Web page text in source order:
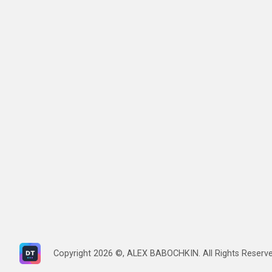
Copyright 2026 ©, ALEX BABOCHKIN. All Rights